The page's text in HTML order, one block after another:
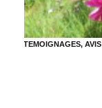
TEMOIGNAGES, AVIS